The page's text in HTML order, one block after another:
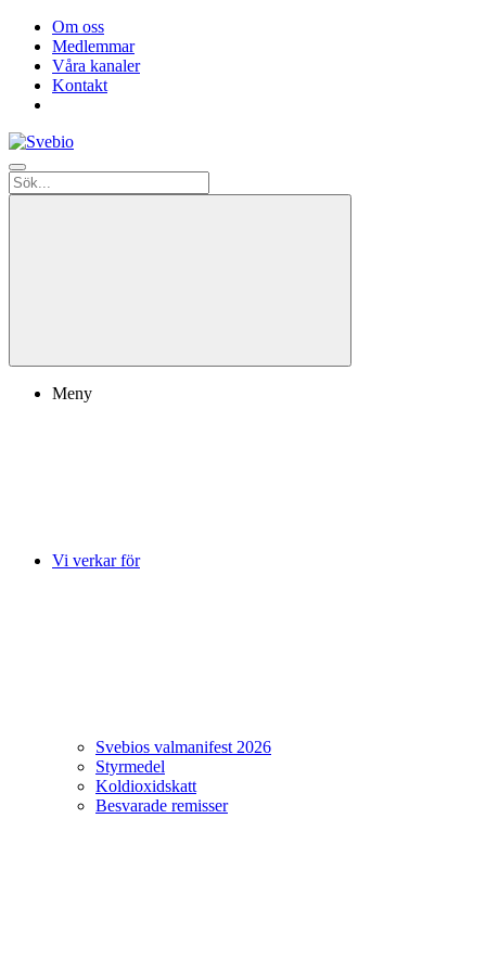
Om oss
Medlemmar
Våra kanaler
Kontakt
Meny
Vi verkar för
Svebios valmanifest 2026
Styrmedel
Koldioxidskatt
Besvarade remisser